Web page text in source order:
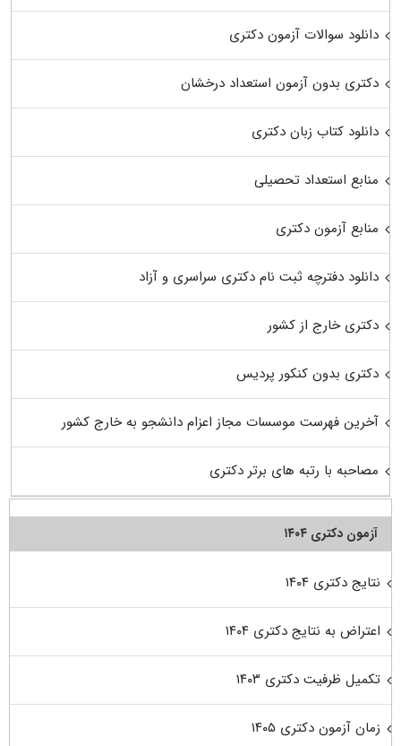
دانلود سوالات آزمون دکتری
دکتری بدون آزمون استعداد درخشان
دانلود کتاب زبان دکتری
منابع استعداد تحصیلی
منابع آزمون دکتری
دانلود دفترچه ثبت نام دکتری سراسری و آزاد
دکتری خارج از کشور
دکتری بدون کنکور پردیس
آخرین فهرست موسسات مجاز اعزام دانشجو به خارج کشور
مصاحبه با رتبه های برتر دکتری
آزمون دکتری ۱۴۰۴
نتایج دکتری ۱۴۰۴
اعتراض به نتایج دکتری ۱۴۰۴
تکمیل ظرفیت دکتری ۱۴۰۳
زمان آزمون دکتری ۱۴۰۵